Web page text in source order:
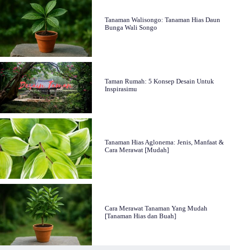
Tanaman Walisongo: Tanaman Hias Daun
Bunga Wali Songo
Taman Rumah: 5 Konsep Desain Untuk
Inspirasimu
Tanaman Hias Aglonema: Jenis, Manfaat &
Cara Merawat [Mudah]
Cara Merawat Tanaman Yang Mudah
[Tanaman Hias dan Buah]